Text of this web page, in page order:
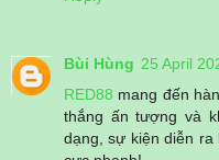
Bùi Hùng 25 April
RED88 mang đến
thắng ấn tượng và
dạng, sự kiện diễn